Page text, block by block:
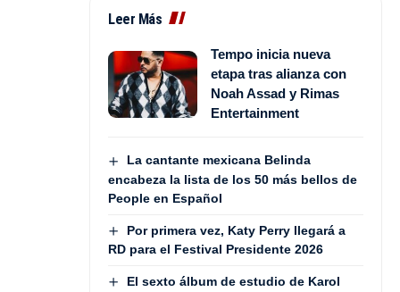
Leer Más
Tempo inicia nueva
etapa tras alianza con
Noah Assad y Rimas
Entertainment
La cantante mexicana Belinda
encabeza la lista de los 50 más bellos de
People en Español
Por primera vez, Katy Perry llegará a
RD para el Festival Presidente 2026
El sexto álbum de estudio de Karol